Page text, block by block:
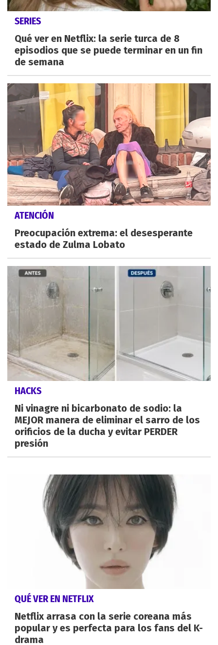
SERIES
Qué ver en Netflix: la serie turca de 8
episodios que se puede terminar en un fin
de semana
ATENCIÓN
Preocupación extrema: el desesperante
estado de Zulma Lobato
HACKS
Ni vinagre ni bicarbonato de sodio: la
MEJOR manera de eliminar el sarro de los
orificios de la ducha y evitar PERDER
presión
QUÉ VER EN NETFLIX
Netflix arrasa con la serie coreana más
popular y es perfecta para los fans del K-
drama